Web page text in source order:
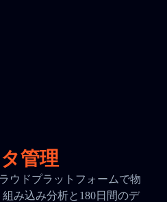
管理
ウドプラットフォームで物
み込み分析と180日間のデ